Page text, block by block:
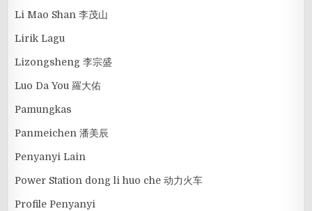
Li Mao Shan 李茂山
Lirik Lagu
Lizongsheng 李宗盛
Luo Da You 羅大佑
Pamungkas
Panmeichen 潘美辰
Penyanyi Lain
Power Station dong li huo che 动力火车
Profile Penyanyi